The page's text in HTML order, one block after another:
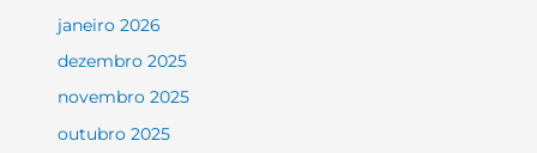
janeiro 2026
dezembro 2025
novembro 2025
outubro 2025